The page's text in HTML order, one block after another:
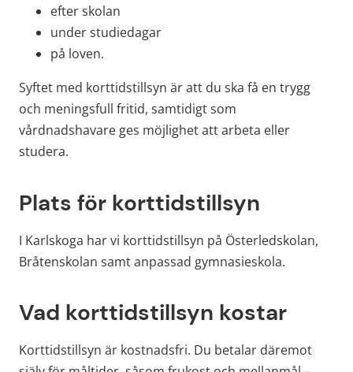
efter skolan
under studiedagar
på loven.
Syftet med korttidstillsyn är att du ska få en trygg
och meningsfull fritid, samtidigt som
vårdnadshavare ges möjlighet att arbeta eller
studera.
Plats för korttidstillsyn
I Karlskoga har vi korttidstillsyn på Österledskolan,
Bråtenskolan samt anpassad gymnasieskola.
Vad korttidstillsyn kostar
Korttidstillsyn är kostnadsfri. Du betalar däremot